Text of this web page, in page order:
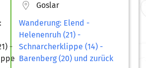
Goslar
Wanderung: Elend -
Helenenruh (21) -
Schnarcherklippe (14) -
Barenberg (20) und zurück